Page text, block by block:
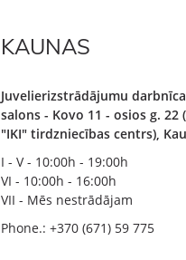
KAUNAS
Juvelierizstrādājumu
salons - Kovo 11 - osios g. 22
"IKI" tirdzniecības centrs),
I - V - 10:00h - 19:00h
VI - 10:00h - 16:00h
VII - Mēs nestrādājam
Phone.: +370 (671) 59 775